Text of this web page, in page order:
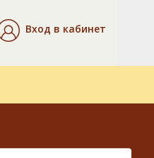
Вход в кабинет